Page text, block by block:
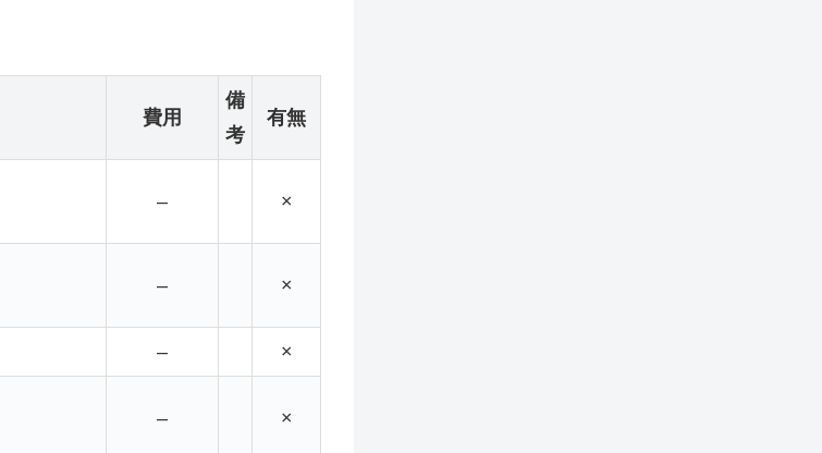
費用
備
考
有無
– ×
– ×
– ×
– ×